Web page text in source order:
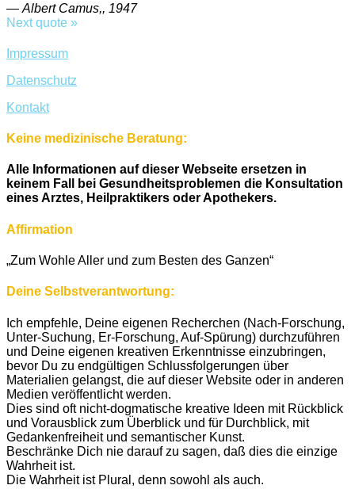
— Albert Camus,, 1947
Next quote »
Impressum
Datenschutz
Kontakt
Keine medizinische Beratung:
Alle Informationen auf dieser Webseite ersetzen in
keinem Fall bei Gesundheitsproblemen die Konsultation
eines Arztes, Heilpraktikers oder Apothekers.
Affirmation
„Zum Wohle Aller und zum Besten des Ganzen“
Deine Selbstverantwortung:
Ich empfehle, Deine eigenen Recherchen (Nach-Forschung,
Unter-Suchung, Er-Forschung, Auf-Spürung) durchzuführen
und Deine eigenen kreativen Erkenntnisse einzubringen,
bevor Du zu endgültigen Schlussfolgerungen über
Materialien gelangst, die auf dieser Website oder in anderen
Medien veröffentlicht werden.
Dies sind oft nicht-dogmatische kreative Ideen mit Rückblick
und Vorausblick zum Überblick und für Durchblick, mit
Gedankenfreiheit und semantischer Kunst.
Beschränke Dich nie darauf zu sagen, daß dies die einzige
Wahrheit ist.
Die Wahrheit ist Plural, denn sowohl als auch.